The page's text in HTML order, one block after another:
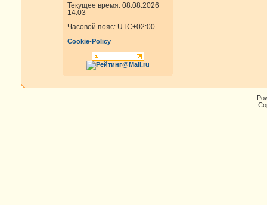
Текущее время: 08.08.2026
14:03
Часовой пояс: UTC+02:00
Cookie-Policy